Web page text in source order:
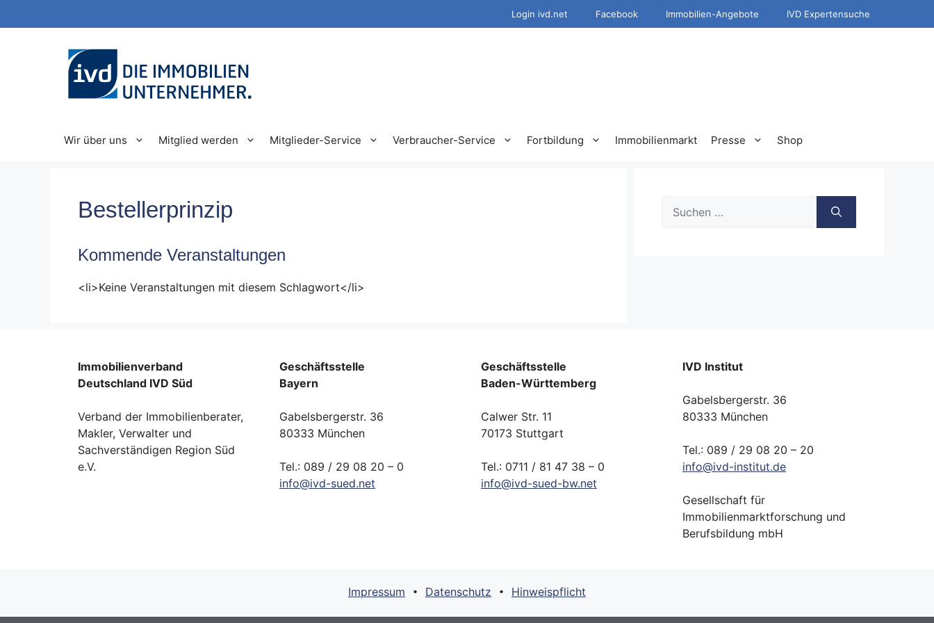
Inhalt
Login ivd.net Facebook Immobilien-Angebote IVD Expertensuche
Wir über uns Mitglied werden Mitglieder-Service Verbraucher-Service Fortbildung Immobilienmarkt Presse Shop
Bestellerprinzip
Kommende Veranstaltungen
<li>Keine Veranstaltungen mit diesem Schlagwort</li>
nach:
Immobilienverband
Deutschland IVD Süd
Verband der Immobilienberater,
Makler, Verwalter und
Sachverständigen Region Süd
e.V.
Geschäftsstelle
Bayern
Gabelsbergerstr. 36
80333 München
Tel.: 089 / 29 08 20 – 0
info@ivd-sued.net
Geschäftsstelle
Baden-Württemberg
Calwer Str. 11
70173 Stuttgart
Tel.: 0711 / 81 47 38 – 0
info@ivd-sued-bw.net
IVD Institut
Gabelsbergerstr. 36
80333 München
Tel.: 089 / 29 08 20 – 20
info@ivd-institut.de
Gesellschaft für
Immobilienmarktforschung und
Berufsbildung mbH
Impressum • Datenschutz • Hinweispflicht